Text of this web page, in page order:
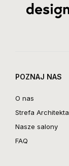
POZNAJ NAS
O nas
Strefa Architekta
Nasze salony
FAQ